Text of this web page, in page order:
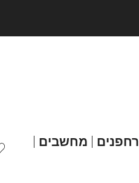
רחפנים
מחשבים